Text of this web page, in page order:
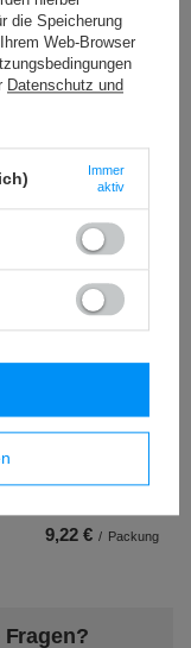
Pearl
9,22 € / Packung
Fragen?
die Speicherung
Web-Browser
Datenschutz und
Immer
aktiv